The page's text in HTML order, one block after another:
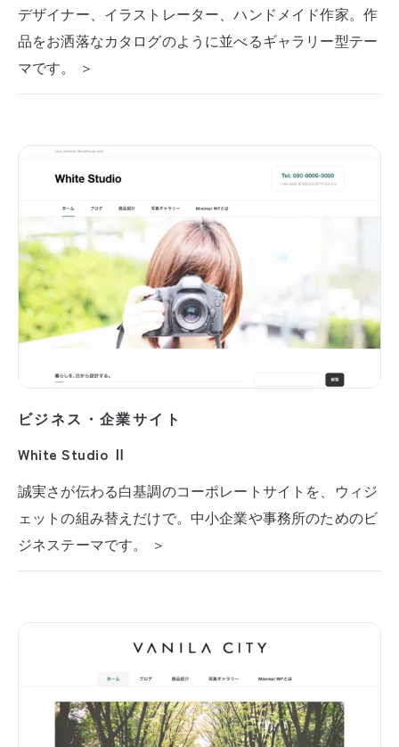
デザイナー、イラストレーター、ハンドメイド作家。作
品をお洒落なカタログのように並べるギャラリー型テー
マです。 ＞
ビジネス・企業サイト
White Studio Ⅱ
誠実さが伝わる白基調のコーポレートサイトを、ウィジ
ェットの組み替えだけで。中小企業や事務所のためのビ
ジネステーマです。 ＞